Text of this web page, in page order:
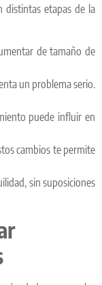
distintas etapas de la
de tamaño de
un problema serio.
puede influir en
cambios te permite
sin suposiciones